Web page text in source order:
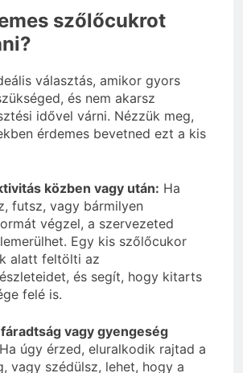
szőlőcukrot
választás, amikor gyors
és nem akarsz
idővel várni. Nézzük meg,
érdemes bevetned ezt a kis
közben vagy után: Ha
futsz, vagy bármilyen
végzel, a szervezeted
Egy kis szőlőcukor
alatt feltölti az
és segít, hogy kitarts
felé is.
vagy gyengeség
Ha úgy érzed, eluralkodik rajtad a
vagy szédülsz, lehet, hogy a